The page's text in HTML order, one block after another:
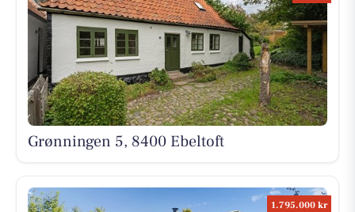
Grønningen 5, 8400 Ebeltoft
1.795.000 kr